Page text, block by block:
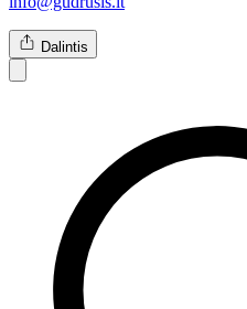
Dalintis